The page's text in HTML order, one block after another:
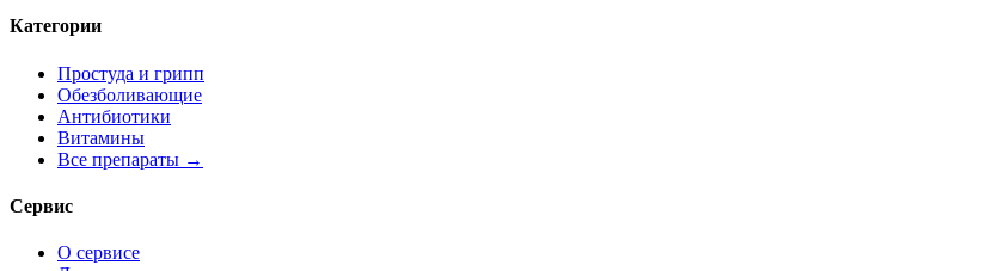
Категории
Простуда и грипп
Обезболивающие
Антибиотики
Витамины
Все препараты →
Сервис
О сервисе